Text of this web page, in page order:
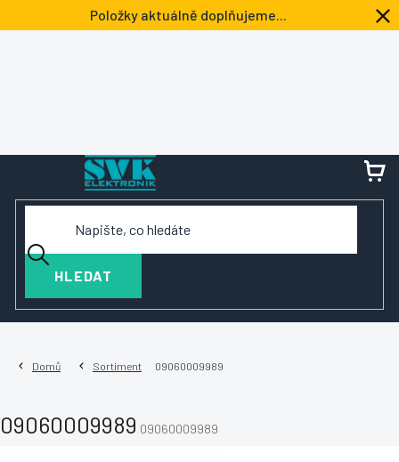
na
Položky aktuálně doplňujeme...
HLEDAT
Domů Sortiment 09060009989
09060009989 09060009989